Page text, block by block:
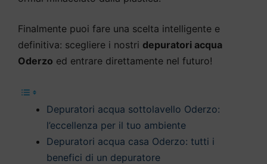
Finalmente puoi fare una scelta intelligente e
definitiva: scegliere i nostri depuratori acqua
Oderzo ed entrare direttamente nel futuro!
Depuratori acqua sottolavello Oderzo:
l’eccellenza per il tuo ambiente
Depuratori acqua casa Oderzo: tutti i
benefici di un depuratore